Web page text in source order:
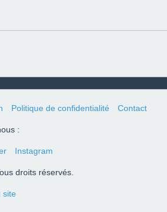
Politique de confidentialité Contact
:
Instagram
droits réservés.
site